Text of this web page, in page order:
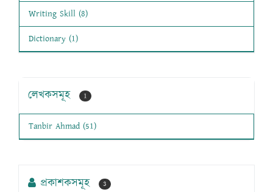
Writing Skill (8)
Dictionary (1)
লেখকসমূহ 1
Tanbir Ahmad (51)
প্রকাশকসমূহ 3